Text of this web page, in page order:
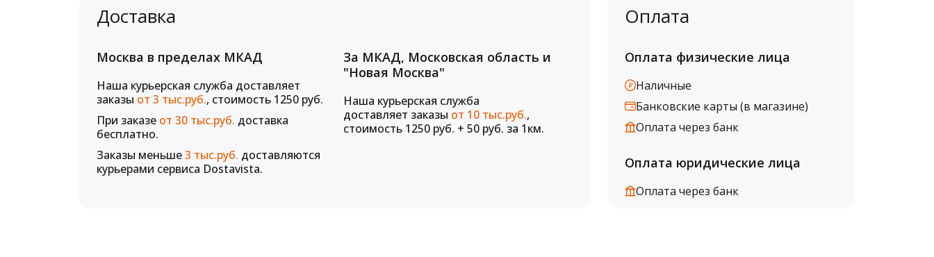
Доставка
Москва в пределах МКАД
Наша курьерская служба доставляет
заказы от 3 тыс.руб., стоимость 1250 руб.
При заказе от 30 тыс.руб. доставка
бесплатно.
Заказы меньше3 тыс.руб. доставляются
курьерами сервиса Dostavista.
За МКАД, Московская область и
"Новая Москва"
Наша курьерская служба
доставляет заказы от 10 тыс.руб.,
стоимость 1250 руб. + 50 руб. за 1км.
Оплата
Оплата физические лица
Наличные
Банковские карты (в магазине)
Оплата через банк
Оплата юридические лица
Оплата через банк